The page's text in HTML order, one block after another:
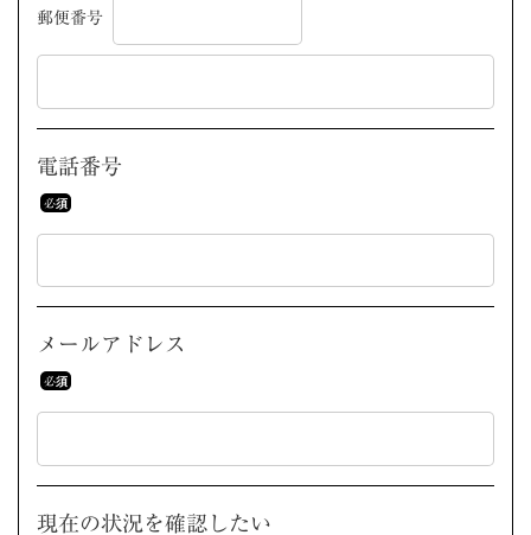
郵便番号
電話番号
メールアドレス
現在の状況を確認したい